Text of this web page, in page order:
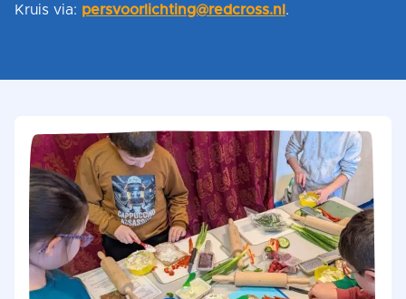
Kruis via: persvoorlichting@redcross.nl .